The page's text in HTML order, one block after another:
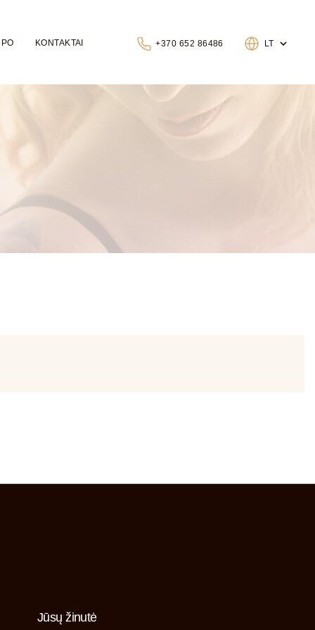
KONTAKTAI +370 652 86486 LT
Jūsų žinutė